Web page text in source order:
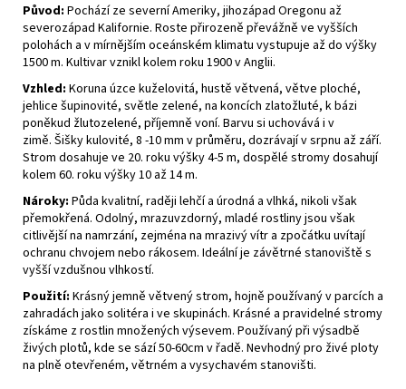
Původ: Pochází ze severní Ameriky, jihozápad Oregonu až
severozápad Kalifornie. Roste přirozeně převážně ve vyšších
polohách a v mírnějším oceánském klimatu vystupuje až do výšky
1500 m. Kultivar vznikl kolem roku 1900 v Anglii.
Vzhled: Koruna úzce kuželovitá, hustě větvená, větve ploché,
jehlice šupinovité, světle zelené, na koncích zlatožluté, k bázi
poněkud žlutozelené, příjemně voní. Barvu si uchovává i v
zimě. Šišky kulovité, 8 -10 mm v průměru, dozrávají v srpnu až září.
Strom dosahuje ve 20. roku výšky 4-5 m, dospělé stromy dosahují
kolem 60. roku výšky 10 až 14 m.
Nároky: Půda kvalitní, raději lehčí a úrodná a vlhká, nikoli však
přemokřená. Odolný, mrazuvzdorný, mladé rostliny jsou však
citlivější na namrzání, zejména na mrazivý vítr a zpočátku uvítají
ochranu chvojem nebo rákosem. Ideální je závětrné stanoviště s
vyšší vzdušnou vlhkostí.
Použití: Krásný jemně větvený strom, hojně používaný v parcích a
zahradách jako solitéra i ve skupinách. Krásné a pravidelné stromy
získáme z rostlin množených výsevem. Používaný při výsadbě
živých plotů, kde se sází 50-60cm v řadě. Nevhodný pro živé ploty
na plně otevřeném, větrném a vysychavém stanovišti.
TŘAPATKA
117
Kč